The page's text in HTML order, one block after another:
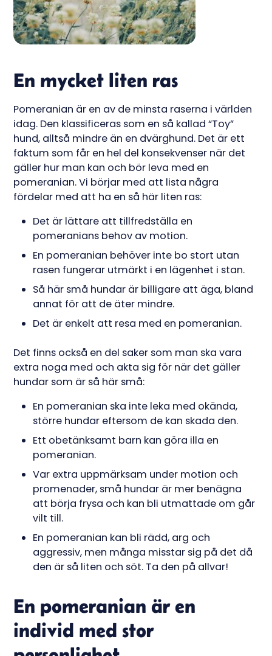
En mycket liten ras
Pomeranian är en av de minsta raserna i världen
idag. Den klassificeras som en så kallad “Toy”
hund, alltså mindre än en dvärghund. Det är ett
faktum som får en hel del konsekvenser när det
gäller hur man kan och bör leva med en
pomeranian. Vi börjar med att lista några
fördelar med att ha en så här liten ras:
Det är lättare att tillfredställa en
pomeranians behov av motion.
En pomeranian behöver inte bo stort utan
rasen fungerar utmärkt i en lägenhet i stan.
Så här små hundar är billigare att äga, bland
annat för att de äter mindre.
Det är enkelt att resa med en pomeranian.
Det finns också en del saker som man ska vara
extra noga med och akta sig för när det gäller
hundar som är så här små:
En pomeranian ska inte leka med okända,
större hundar eftersom de kan skada den.
Ett obetänksamt barn kan göra illa en
pomeranian.
Var extra uppmärksam under motion och
promenader, små hundar är mer benägna
att börja frysa och kan bli utmattade om går
vilt till.
En pomeranian kan bli rädd, arg och
aggressiv, men många misstar sig på det då
den är så liten och söt. Ta den på allvar!
En pomeranian är en
individ med stor